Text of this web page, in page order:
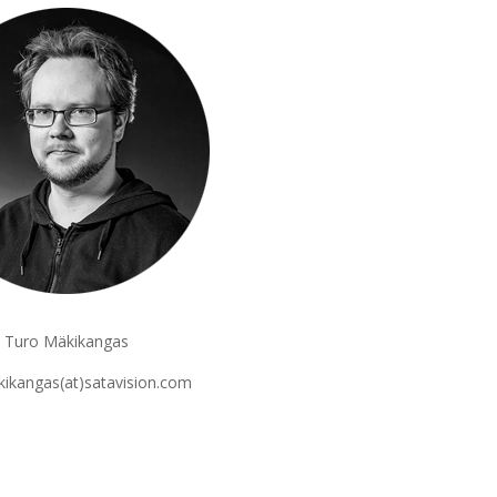
Turo Mäkikangas